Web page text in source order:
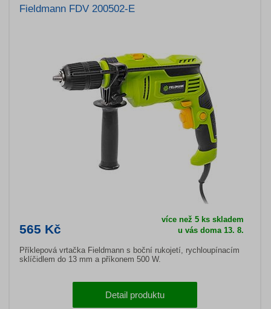
Fieldmann FDV 200502-E
565 Kč
více než 5 ks skladem
u vás doma 13. 8.
Příklepová vrtačka Fieldmann s boční rukojetí, rychloupínacím
sklíčidlem do 13 mm a příkonem 500 W.
Detail produktu